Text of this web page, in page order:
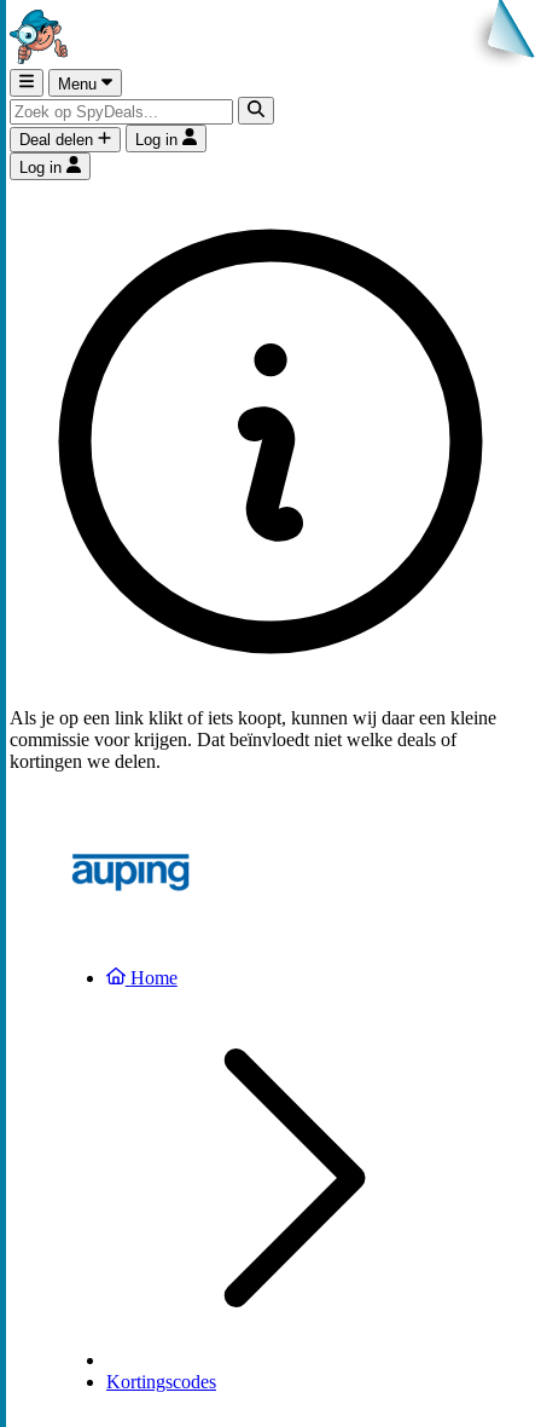
Menu
Deal delen
Log in
Log in
Als je op een link klikt of iets koopt, kunnen wij daar een kleine
commissie voor krijgen. Dat beïnvloedt niet welke deals of
kortingen we delen.
Home
Kortingscodes